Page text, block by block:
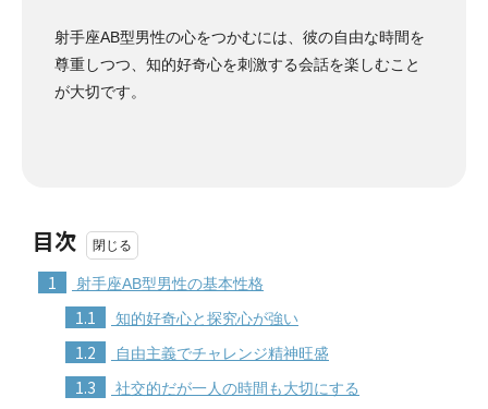
射手座AB型男性の心をつかむには、彼の自由な時間を
尊重しつつ、知的好奇心を刺激する会話を楽しむこと
が大切です。
目次
1 射手座AB型男性の基本性格
1.1 知的好奇心と探究心が強い
1.2 自由主義でチャレンジ精神旺盛
1.3 社交的だが一人の時間も大切にする